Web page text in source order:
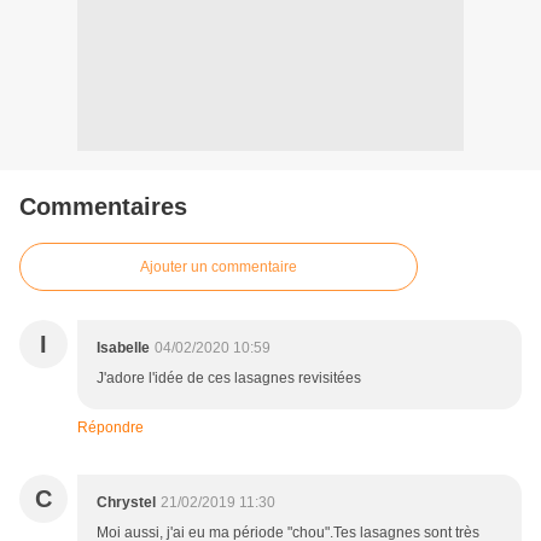
Commentaires
Ajouter un commentaire
I Isabelle 04/02/2020 10:59
J'adore l'idée de ces lasagnes revisitées
Répondre
C Chrystel 21/02/2019 11:30
Moi aussi, j'ai eu ma période "chou".Tes lasagnes sont très